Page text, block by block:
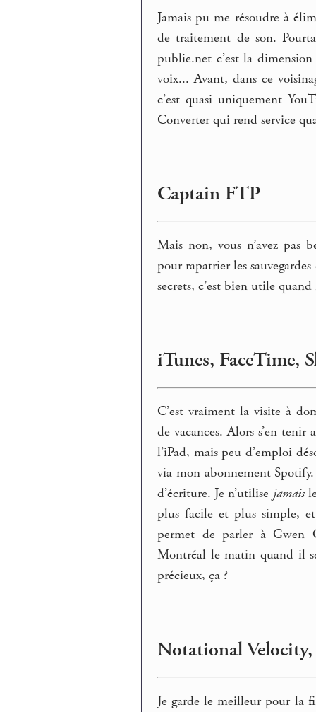
Jamais pu me résoudre à
de traitement de son.
publie.net c’est la
voix... Avant, dans ce
c’est quasi uniquement
Converter qui rend service
Captain FTP
Mais non, vous n’avez pas
pour rapatrier les
secrets, c’est bien utile
iTunes, FaceTime,
C’est vraiment la visite à
de vacances. Alors s’en
l’iPad, mais peu d’emploi
via mon abonnement
d’écriture. Je n’utilise jamais
plus facile et plus simple,
permet de parler à Gwen
Montréal le matin quand il
précieux, ça ?
Notational Velocity,
Je garde le meilleur pour la